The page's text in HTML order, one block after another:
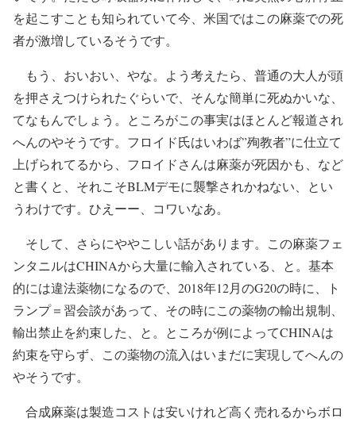
を起こすことも知られていて今、米国ではこの麻薬での死
者が激増しているそうです。
もう、おいおい、やな。よう考えたら、普通の大人が頭
を押さえつけられたぐらいで、そんな簡単に死ぬかいな、
てなもんでしょう。ところがこの事実はほとんど報道され
へんのやそうです。フロイド氏はいわば”殉教者”に仕立て
上げられてるから、フロイドさんは麻薬が死因かも、など
と書くと、それこそBLMデモに襲撃されかねない、とい
うわけです。ひえーー、コワいなあ。
そして、さらにややこしい話があります。この麻薬フェ
ンタニルはCHINAから大量に輸入されている、と。基本
的には違法薬物になるので、2018年12月のG20の時に、ト
ランプ＝習会談があって、その時にこの薬物の輸出規制、
輸出禁止を約束した、と。ところが例によってCHINAは
約束を守らず、この薬物の流入はいまだに実現してへんの
やそうです。
合成麻薬は製造コストは安いけれど高く売れるからボロ